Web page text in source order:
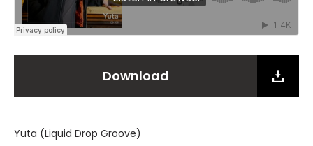
Download
Yuta (Liquid Drop Groove)